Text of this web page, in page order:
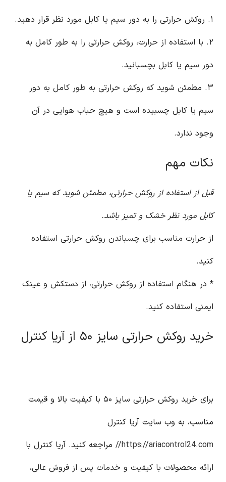
۱. روکش حرارتی را به دور سیم یا کابل مورد نظر قرار دهید.
۲. با استفاده از حرارت، روکش حرارتی را به طور کامل به
دور سیم یا کابل بچسبانید.
۳. مطمئن شوید که روکش حرارتی به طور کامل به دور
سیم یا کابل چسبیده است و هیچ حباب هوایی در آن
وجود ندارد.
نکات مهم
قبل از استفاده از روکش حرارتی، مطمئن شوید که سیم یا
کابل مورد نظر خشک و تمیز باشد.
از حرارت مناسب برای چسباندن روکش حرارتی استفاده
کنید.
* در هنگام استفاده از روکش حرارتی، از دستکش و عینک
ایمنی استفاده کنید.
خرید روکش حرارتی سایز ۵۰ از آریا کنترل
برای خرید روکش حرارتی سایز ۵۰ با کیفیت بالا و قیمت
مناسب، به وب سایت آریا کنترل
https://ariacontrol24.com//
مراجعه کنید. آریا کنترل با
ارائه محصولات با کیفیت و خدمات پس از فروش عالی،